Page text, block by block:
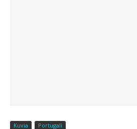
Kuvia Portugali